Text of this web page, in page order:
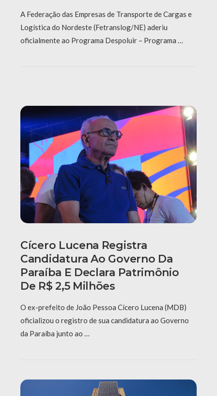
A Federação das Empresas de Transporte de Cargas e
Logística do Nordeste (Fetranslog/NE) aderiu
oficialmente ao Programa Despoluir – Programa …
Cícero Lucena Registra
Candidatura Ao Governo Da
Paraíba E Declara Patrimônio
De R$ 2,5 Milhões
O ex-prefeito de João Pessoa Cícero Lucena (MDB)
oficializou o registro de sua candidatura ao Governo
da Paraíba junto ao …